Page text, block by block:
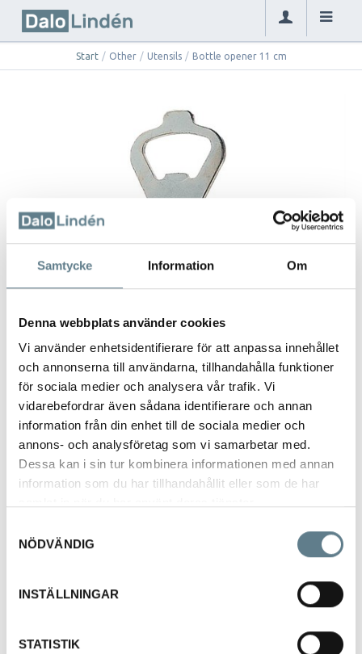
Samtycke Information Om
Denna webbplats använder cookies
Vi använder enhetsidentifierare för att anpassa innehållet
och annonserna till användarna, tillhandahålla funktioner
för sociala medier och analysera vår trafik. Vi
vidarebefordrar även sådana identifierare och annan
information från din enhet till de sociala medier och
annons- och analysföretag som vi samarbetar med.
Dessa kan i sin tur kombinera informationen med annan
information som du har tillhandahållit eller som de har
NÖDVÄNDIG
INSTÄLLNINGAR
STATISTIK
Start / Other / Utensils / Bottle opener 11 cm
Bottle opener 11 cm
Description
Bottle opener in stainless steel.